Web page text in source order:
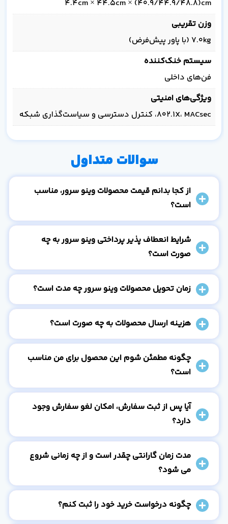
4.4cm × 44.5cm × (40.9/44.9/48.8)cm
وزن تقریبی
7.0kg (با پاور پیش‌فرض)
سیستم خنک‌کننده
فن‌های داخلی
ویژگی‌های امنیتی
802.1X، MACsec، کنترل دسترسی و سیاست‌گذاری شبکه
سوالات متداول
از کجا بدانم قیمت محصولات وینو سرور، مناسب
است؟
شرایط انعطاف پذیر پرداختی وینو سرور به چه
صورت است؟
زمان تحویل محصولات وینو سرور چه مدت است؟
هزینه ارسال محصولات به چه صورت است؟
چگونه مطمئن شوم این محصول برای من مناسب
است؟
آیا پس از ثبت سفارش، امکان لغو سفارش وجود
دارد؟
مدت زمان گارانتی چقدر است و از چه زمانی شروع
می شود؟
چگونه درخواست خرید خود را ثبت کنم؟